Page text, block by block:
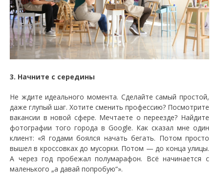
3. Начните с середины
Не ждите идеального момента. Сделайте самый простой,
даже глупый шаг. Хотите сменить профессию? Посмотрите
вакансии в новой сфере. Мечтаете о переезде? Найдите
фотографии того города в Google. Как сказал мне один
клиент: «Я годами боялся начать бегать. Потом просто
вышел в кроссовках до мусорки. Потом — до конца улицы.
А через год пробежал полумарафон. Всё начинается с
маленького „а давай попробую“».